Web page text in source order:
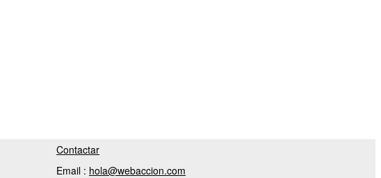
Contactar
Email : hola@webaccion.com